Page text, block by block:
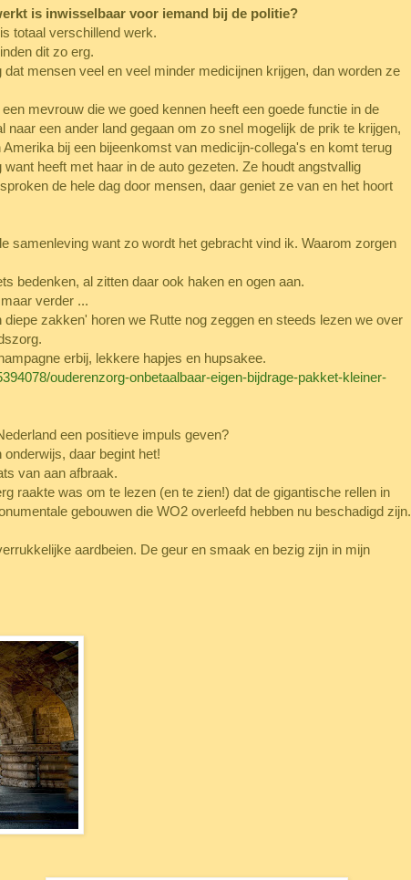
is inwisselbaar voor iemand bij de politie?
totaal verschillend werk.
dit zo erg.
mensen veel en veel minder medicijnen krijgen, dan worden ze
mevrouw die we goed kennen heeft een goede functie in de
naar een ander land gegaan om zo snel mogelijk de prik te krijgen,
bij een bijeenkomst van medicijn-collega's en komt terug
heeft met haar in de auto gezeten. Ze houdt angstvallig
de hele dag door mensen, daar geniet ze van en het hoort
samenleving want zo wordt het gebracht vind ik. Waarom zorgen
bedenken, al zitten daar ook haken en ogen aan.
verder ...
diepe zakken' horen we Rutte nog zeggen en steeds lezen we over
erbij, lekkere hapjes en hupsakee.
ouderenzorg-onbetaalbaar-eigen-bijdrage-pakket-kleiner-
een positieve impuls geven?
daar begint het!
van aan afbraak.
raakte was om te lezen (en te zien!) dat de gigantische rellen in
gebouwen die WO2 overleefd hebben nu beschadigd zijn.
aardbeien. De geur en smaak en bezig zijn in mijn